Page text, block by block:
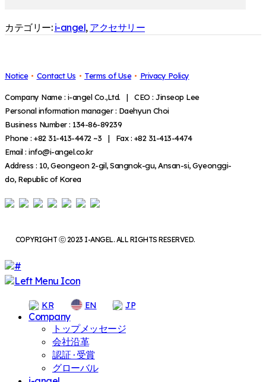
カテゴリー: i-angel, アクセサリー
Notice Contact Us Terms of Use Privacy Policy
Company Name : i-angel Co.,Ltd. | CEO : Jinseop Lee
Personal information manager : Daehyun Choi
Business Number : 134-86-89239
Phone : +82 31-413-4472 ~3 | Fax : +82 31-413-4474
Email : info@i-angel.co.kr
Address : 10, Geongeon 2-gil, Sangnok-gu, Ansan-si, Gyeonggi-
do, Republic of Korea
COPYRIGHT ⓒ 2023 I-ANGEL. ALL RIGHTS RESERVED.
KR EN JP
Company
トップメッセージ
会社沿革
認証 · 受賞
グローバル